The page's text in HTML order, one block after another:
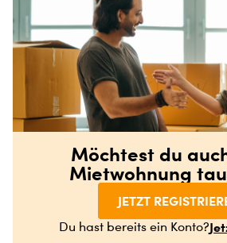
Möchtest du
Mietwohnung
JETZT
Du hast bereits ein Konto?